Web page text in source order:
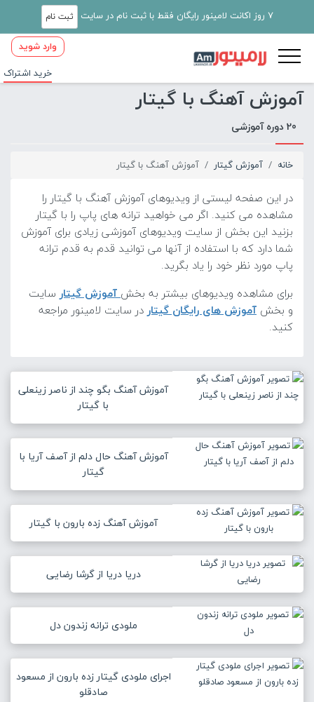
7 روز اکانت لامینور رایگان فقط با ثبت نام در سایت ثبت نام
وارد شوید
خرید اشتراک
آموزش آهنگ با گیتار
20 دوره آموزشی
خانه آموزش گیتار آموزش آهنگ با گیتار
در این صفحه لیستی از ویدیوهای آموزش آهنگ با گیتار را
مشاهده می کنید. اگر می خواهید ترانه های پاپ را با گیتار
بزنید این بخش از سایت ویدیوهای آموزشی زیادی برای آموزش
شما دارد که با استفاده از آنها می توانید قدم به قدم ترانه
پاپ مورد نظر خود را یاد بگرید.
برای مشاهده ویدیوهای بیشتر به بخشآموزش گیتار سایت
و بخش آموزش های رایگان گیتار در سایت لامینور مراجعه
کنید.
آموزش آهنگ بگو چند از ناصر زینعلی
با گیتار
آموزش آهنگ حال دلم از آصف آریا با
گیتار
آموزش آهنگ زده بارون با گیتار
دریا دریا از گرشا رضایی
ملودی ترانه زندون دل
اجرای ملودی گیتار زده بارون از مسعود
صادقلو